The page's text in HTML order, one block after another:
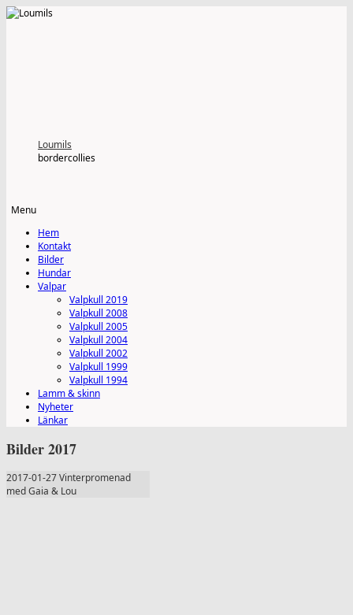
Loumils
bordercollies
Menu
content
Hem
Kontakt
Bilder
Hundar
Valpar
Valpkull 2019
Valpkull 2008
Valpkull 2005
Valpkull 2004
Valpkull 2002
Valpkull 1999
Valpkull 1994
Lamm & skinn
Nyheter
Länkar
Bilder 2017
2017-01-27 Vinterpromenad
med Gaia & Lou